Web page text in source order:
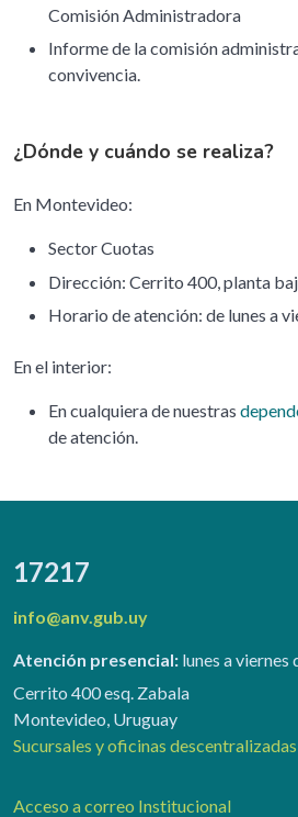
Comisión Administradora
Informe de la comisión
convivencia.
¿Dónde y cuándo se realiza?
En Montevideo:
Sector Cuotas
Dirección: Cerrito 400, planta
Horario de atención: de lunes a
En el interior:
En cualquiera de nuestras
de atención.
17217
info@anv.gub.uy
Atención presencial: lunes a viernes
Cerrito 400 esq. Zabala
Montevideo, Uruguay
Sucursales y oficinas descentralizadas
Acceso a correo Institucional